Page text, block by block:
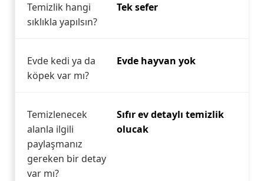
Temizlik hangi
sıklıkla yapılsın?
Tek sefer
Evde kedi ya da
köpek var mı?
Evde hayvan yok
Temizlenecek
alanla ilgili
paylaşmanız
gereken bir detay
var mı?
Sıfır ev detaylı temizlik
olucak